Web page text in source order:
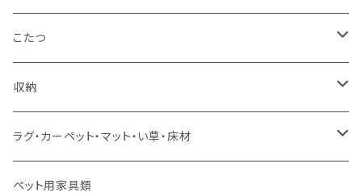
コーナーソファ
ソファセット
スツール・オットマン
ソファ付属品
ワイドダブルサイズ以上（フレームのみ）
シングルサイズ以下（マットレス付）
セミダブルサイズ（マットレス付）
ダブルサイズ（マットレス付）
ダイニング5点・6点セット
ダイニング7点セット以上
ダイニングテーブル
カウンターテーブル
リフティングテーブル
サイドテーブル・コーヒーテーブル
ダイニングチェア
カウンターチェア
キッズチェア
オフィスチェア・ゲーミングチェア
こたつ
こたつテーブル
こたつ布団
コタツ・布団セット
収納
本棚・シェルフ
食器棚・収納庫
ラグ・カーペット・マット・い草・床材
マット・フロアタイル
ペット用家具類